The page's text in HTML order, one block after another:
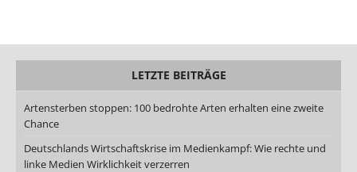
LETZTE BEITRÄGE
Artensterben stoppen: 100 bedrohte Arten erhalten eine zweite
Chance
Deutschlands Wirtschaftskrise im Medienkampf: Wie rechte und
linke Medien Wirklichkeit verzerren